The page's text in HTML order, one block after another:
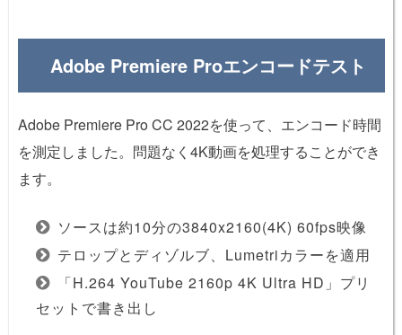
Adobe Premiere Proエンコードテスト
Adobe Premiere Pro CC 2022を使って、エンコード時間
を測定しました。問題なく4K動画を処理することができ
ます。
ソースは約10分の3840x2160(4K) 60fps映像
テロップとディゾルブ、Lumetriカラーを適用
「H.264 YouTube 2160p 4K Ultra HD」プリ
セットで書き出し